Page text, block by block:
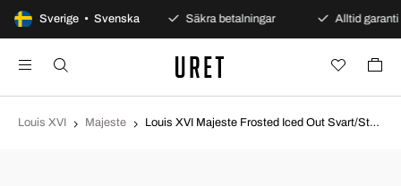
Sverige • Svenska
100 dagars öppet köp Säkra betalningar Alltid garanti
Louis XVI Majeste Louis XVI Majeste Frosted Iced Out Svart/Stål Ø43 mm LXVI1129